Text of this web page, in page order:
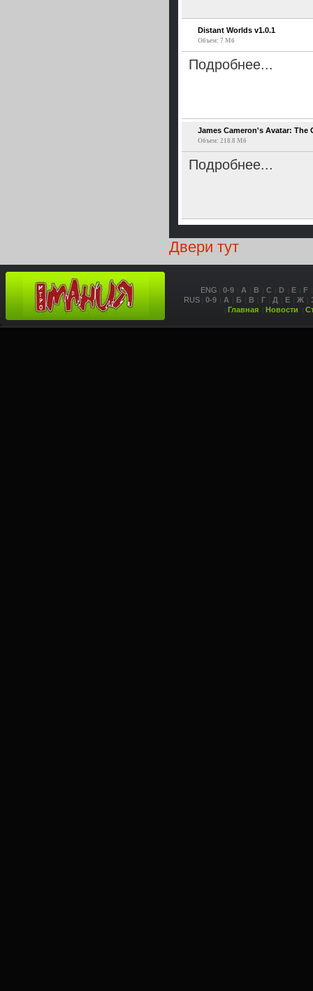
Distant Worlds v1.0.1
Объем: 7 Мб
Подробнее...
James Cameron's Avatar: The
Объем: 218.8 Мб
Подробнее...
Двери тут
ENG 0-9 A B C D E
F
RUS
0-9 А Б В Г Д Е Ж
Главная
Новости